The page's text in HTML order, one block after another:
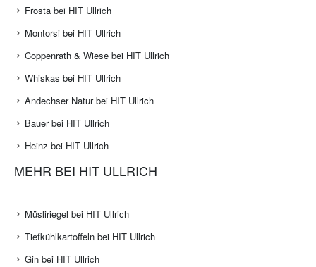
Frosta bei HIT Ullrich
Montorsi bei HIT Ullrich
Coppenrath & Wiese bei HIT Ullrich
Whiskas bei HIT Ullrich
Andechser Natur bei HIT Ullrich
Bauer bei HIT Ullrich
Heinz bei HIT Ullrich
MEHR BEI HIT ULLRICH
Müsliriegel bei HIT Ullrich
Tiefkühlkartoffeln bei HIT Ullrich
Gin bei HIT Ullrich